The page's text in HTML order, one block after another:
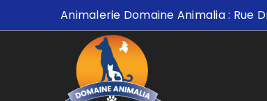
Animalerie Domaine Animalia : Rue